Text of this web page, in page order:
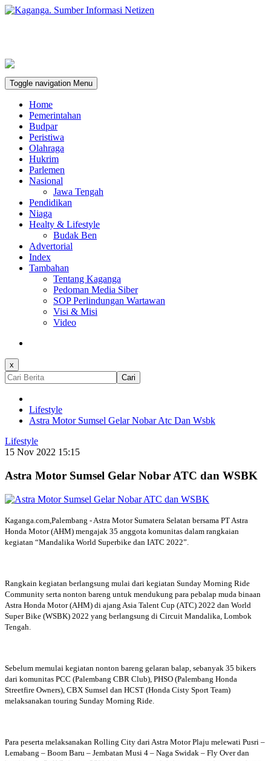
Toggle navigation Menu
Home
Pemerintahan
Budpar
Peristiwa
Olahraga
Hukrim
Parlemen
Nasional
Jawa Tengah
Pendidikan
Niaga
Healty & Lifestyle
Budak Ben
Advertorial
Index
Tambahan
Tentang Kaganga
Pedoman Media Siber
SOP Perlindungan Wartawan
Visi & Misi
Video
x
Cari
Lifestyle
Astra Motor Sumsel Gelar Nobar Atc Dan Wsbk
Lifestyle
15 Nov 2022 15:15
Astra Motor Sumsel Gelar Nobar ATC dan WSBK
Kaganga.com,Palembang - Astra Motor Sumatera Selatan bersama PT Astra
Honda Motor (AHM) mengajak 35 anggota komunitas dalam rangkaian
kegiatan “Mandalika World Superbike dan IATC 2022”.
Rangkain kegiatan berlangsung mulai dari kegiatan Sunday Morning Ride
Community serta nonton bareng untuk mendukung para pebalap muda binaan
Astra Honda Motor (AHM) di ajang Asia Talent Cup (ATC) 2022 dan World
Super Bike (WSBK) 2022 yang berlangsung di Circuit Mandalika, Lombok
Tengah.
Sebelum memulai kegiatan nonton bareng gelaran balap, sebanyak 35 bikers
dari komunitas PCC (Palembang CBR Club), PHSO (Palembang Honda
Streetfire Owners), CBX Sumsel dan HCST (Honda Cisty Sport Team)
melaksanakan touring Sunday Morning Ride.
Para peserta melaksanakan Rolling City dari Astra Motor Plaju melewati Pusri –
Lemabang – Boom Baru – Jembatan Musi 4 – Naga Swidak – Fly Over dan